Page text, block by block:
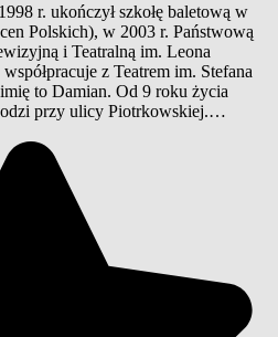
r. ukończył szkołę baletową w
Polskich), w 2003 r. Państwową
i Teatralną im. Leona
z Teatrem im. Stefana
to Damian. Od 9 roku życia
przy ulicy Piotrkowskiej.…